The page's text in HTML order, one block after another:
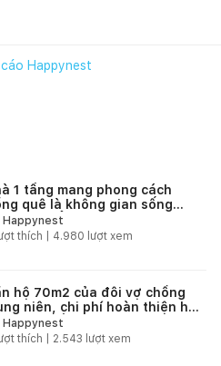
1 tầng mang phong cách
quê là không gian sống
vời để tận hưởng thiên
yên bình
Happynest
thích | 4.980 lượt xem
hộ 70m2 của đôi vợ chồng
niên, chi phí hoàn thiện hết
triệu đồng
Happynest
thích | 2.543 lượt xem